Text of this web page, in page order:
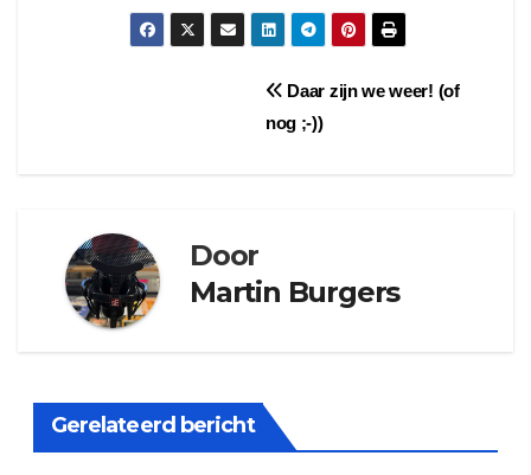
Daar zijn we weer! (of
nog ;-))
Door
Martin Burgers
Gerelateerd bericht